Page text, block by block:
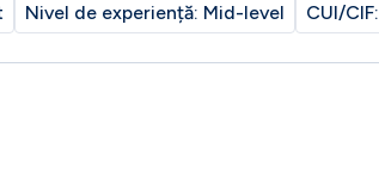
Nivel de experiență: Mid-level CUI/CIF: